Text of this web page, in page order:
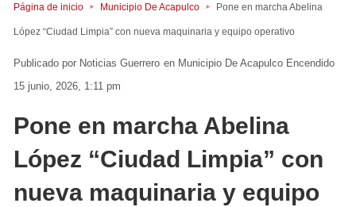
Página de inicio Municipio De Acapulco Pone en marcha Abelina
López “Ciudad Limpia” con nueva maquinaria y equipo operativo
Noticias Guerrero en Municipio De Acapulco Encendido
15 junio, 2026, 1:11 pm
Pone en marcha Abelina
López “Ciudad Limpia” con
nueva maquinaria y equipo